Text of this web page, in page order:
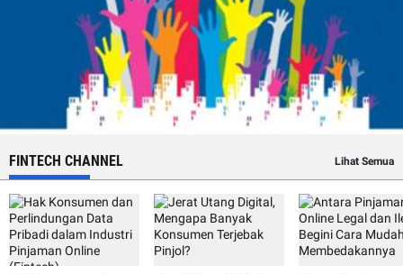
FINTECH CHANNEL Lihat Semua